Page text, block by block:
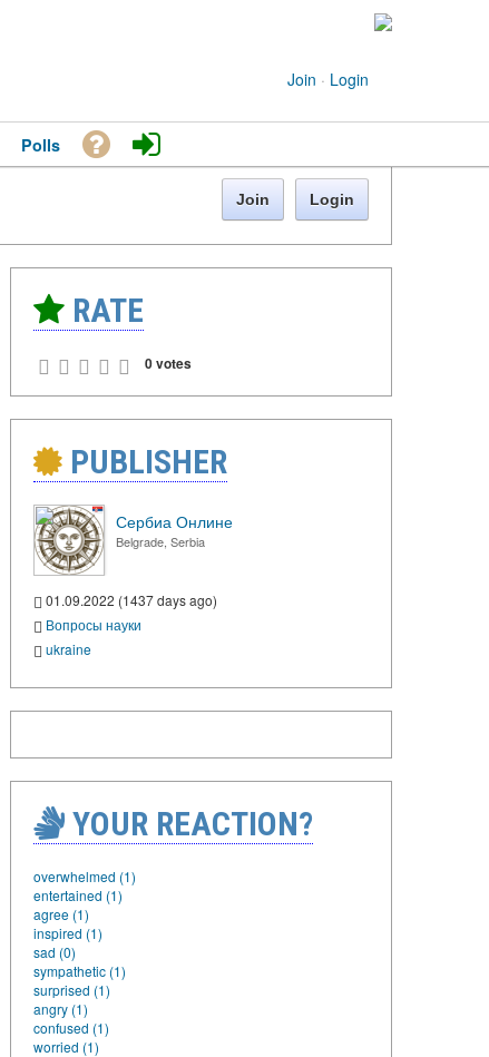
Join · Login
Polls
Join Login
RATE
0 votes
PUBLISHER
Сербиа Онлине
Belgrade, Serbia
01.09.2022 (1437 days ago)
Вопросы науки
ukraine
YOUR REACTION?
overwhelmed (1)
entertained (1)
agree (1)
inspired (1)
sad (0)
sympathetic (1)
surprised (1)
angry (1)
confused (1)
worried (1)